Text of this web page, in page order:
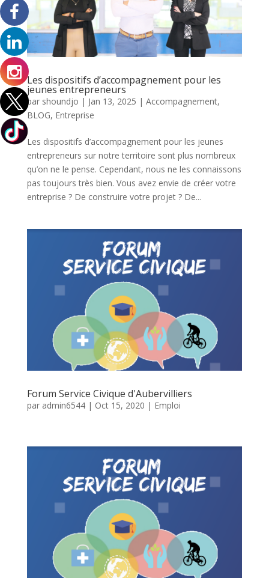
Les dispositifs d’accompagnement pour les
jeunes entrepreneurs
par shoundjo | Jan 13, 2025 | Accompagnement,
BLOG, Entreprise
Les dispositifs d’accompagnement pour les jeunes
entrepreneurs sur notre territoire sont plus nombreux
qu’on ne le pense. Cependant, nous ne les connaissons
pas toujours très bien. Vous avez envie de créer votre
entreprise ? De construire votre projet ? De...
Forum Service Civique d'Aubervilliers
par admin6544| Oct 15, 2020 | Emploi